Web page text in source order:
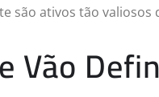
são ativos tão
Vão